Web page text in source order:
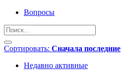
Вопросы
Сортировать: Сначала последние
Недавно активные